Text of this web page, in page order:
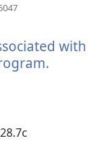
視
窗）
with